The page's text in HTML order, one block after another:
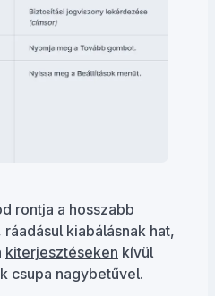
rontja a hosszabb
kiabálásnak hat,
kiterjesztéseken kívül
csupa nagybetűvel.